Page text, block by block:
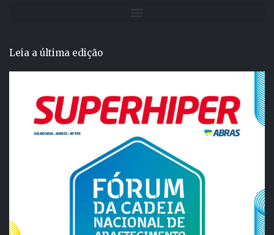
Leia a última edição